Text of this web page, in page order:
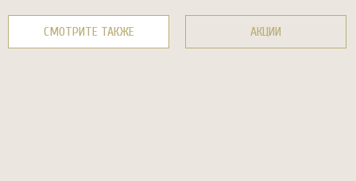
СМОТРИТЕ ТАКЖЕ АКЦИИ